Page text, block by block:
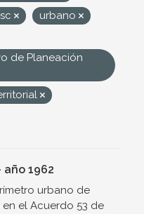
urbano
de Planeación
1962
urbano de
el Acuerdo 53 de